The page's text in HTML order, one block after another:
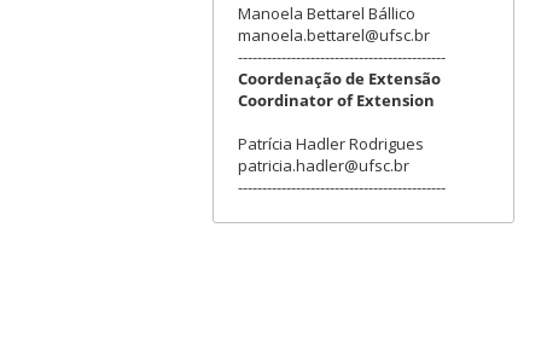
Manoela Bettarel Bállico
manoela.bettarel@ufsc.br
-------------------------------------------
Coordenação de Extensão
Coordinator of Extension
Patrícia Hadler Rodrigues
patricia.hadler@ufsc.br
-------------------------------------------